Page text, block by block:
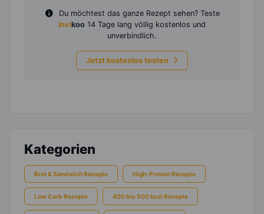
Du möchtest das ganze Rezept sehen? Teste
invikoo 14 Tage lang völlig kostenlos und
unverbindlich.
Jetzt kostenlos testen
Kategorien
Brot & Sandwich Rezepte High-Protein Rezepte
Low Carb Rezepte 400 bis 500 kcal Rezepte